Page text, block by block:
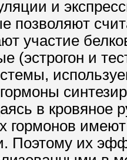
и
участие
(эстрогон и
в кровяное
гормонов
Поэтому их